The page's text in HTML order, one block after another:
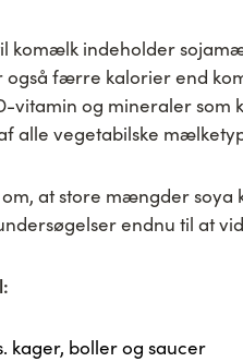
komælk indeholder
også færre kalorier end
vitamin og mineraler som
alle vegetabilske
at store mængder
endnu til at
kager, boller og saucer